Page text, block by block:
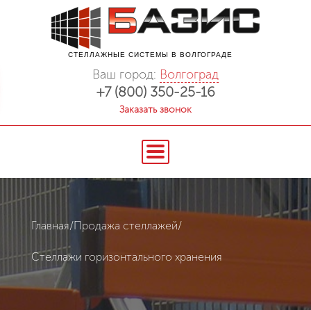
СТЕЛЛАЖНЫЕ СИСТЕМЫ В ВОЛГОГРАДЕ
Ваш город: Волгоград
+7 (800) 350-25-16
Заказать звонок
Главная/Продажа стеллажей/
Стеллажи горизонтального хранения